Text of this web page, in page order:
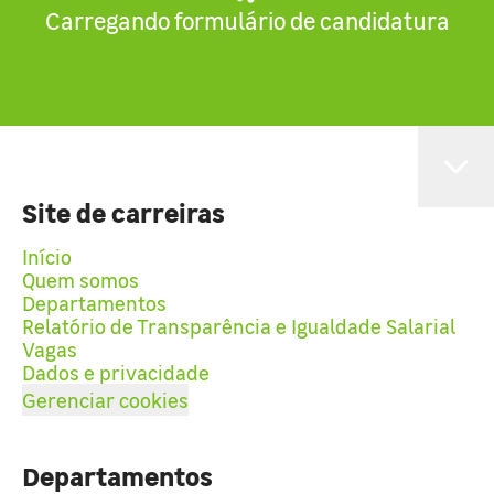
Carregando formulário de candidatura
Site de carreiras
Início
Quem somos
Departamentos
Relatório de Transparência e Igualdade Salarial
Vagas
Dados e privacidade
Gerenciar cookies
Departamentos